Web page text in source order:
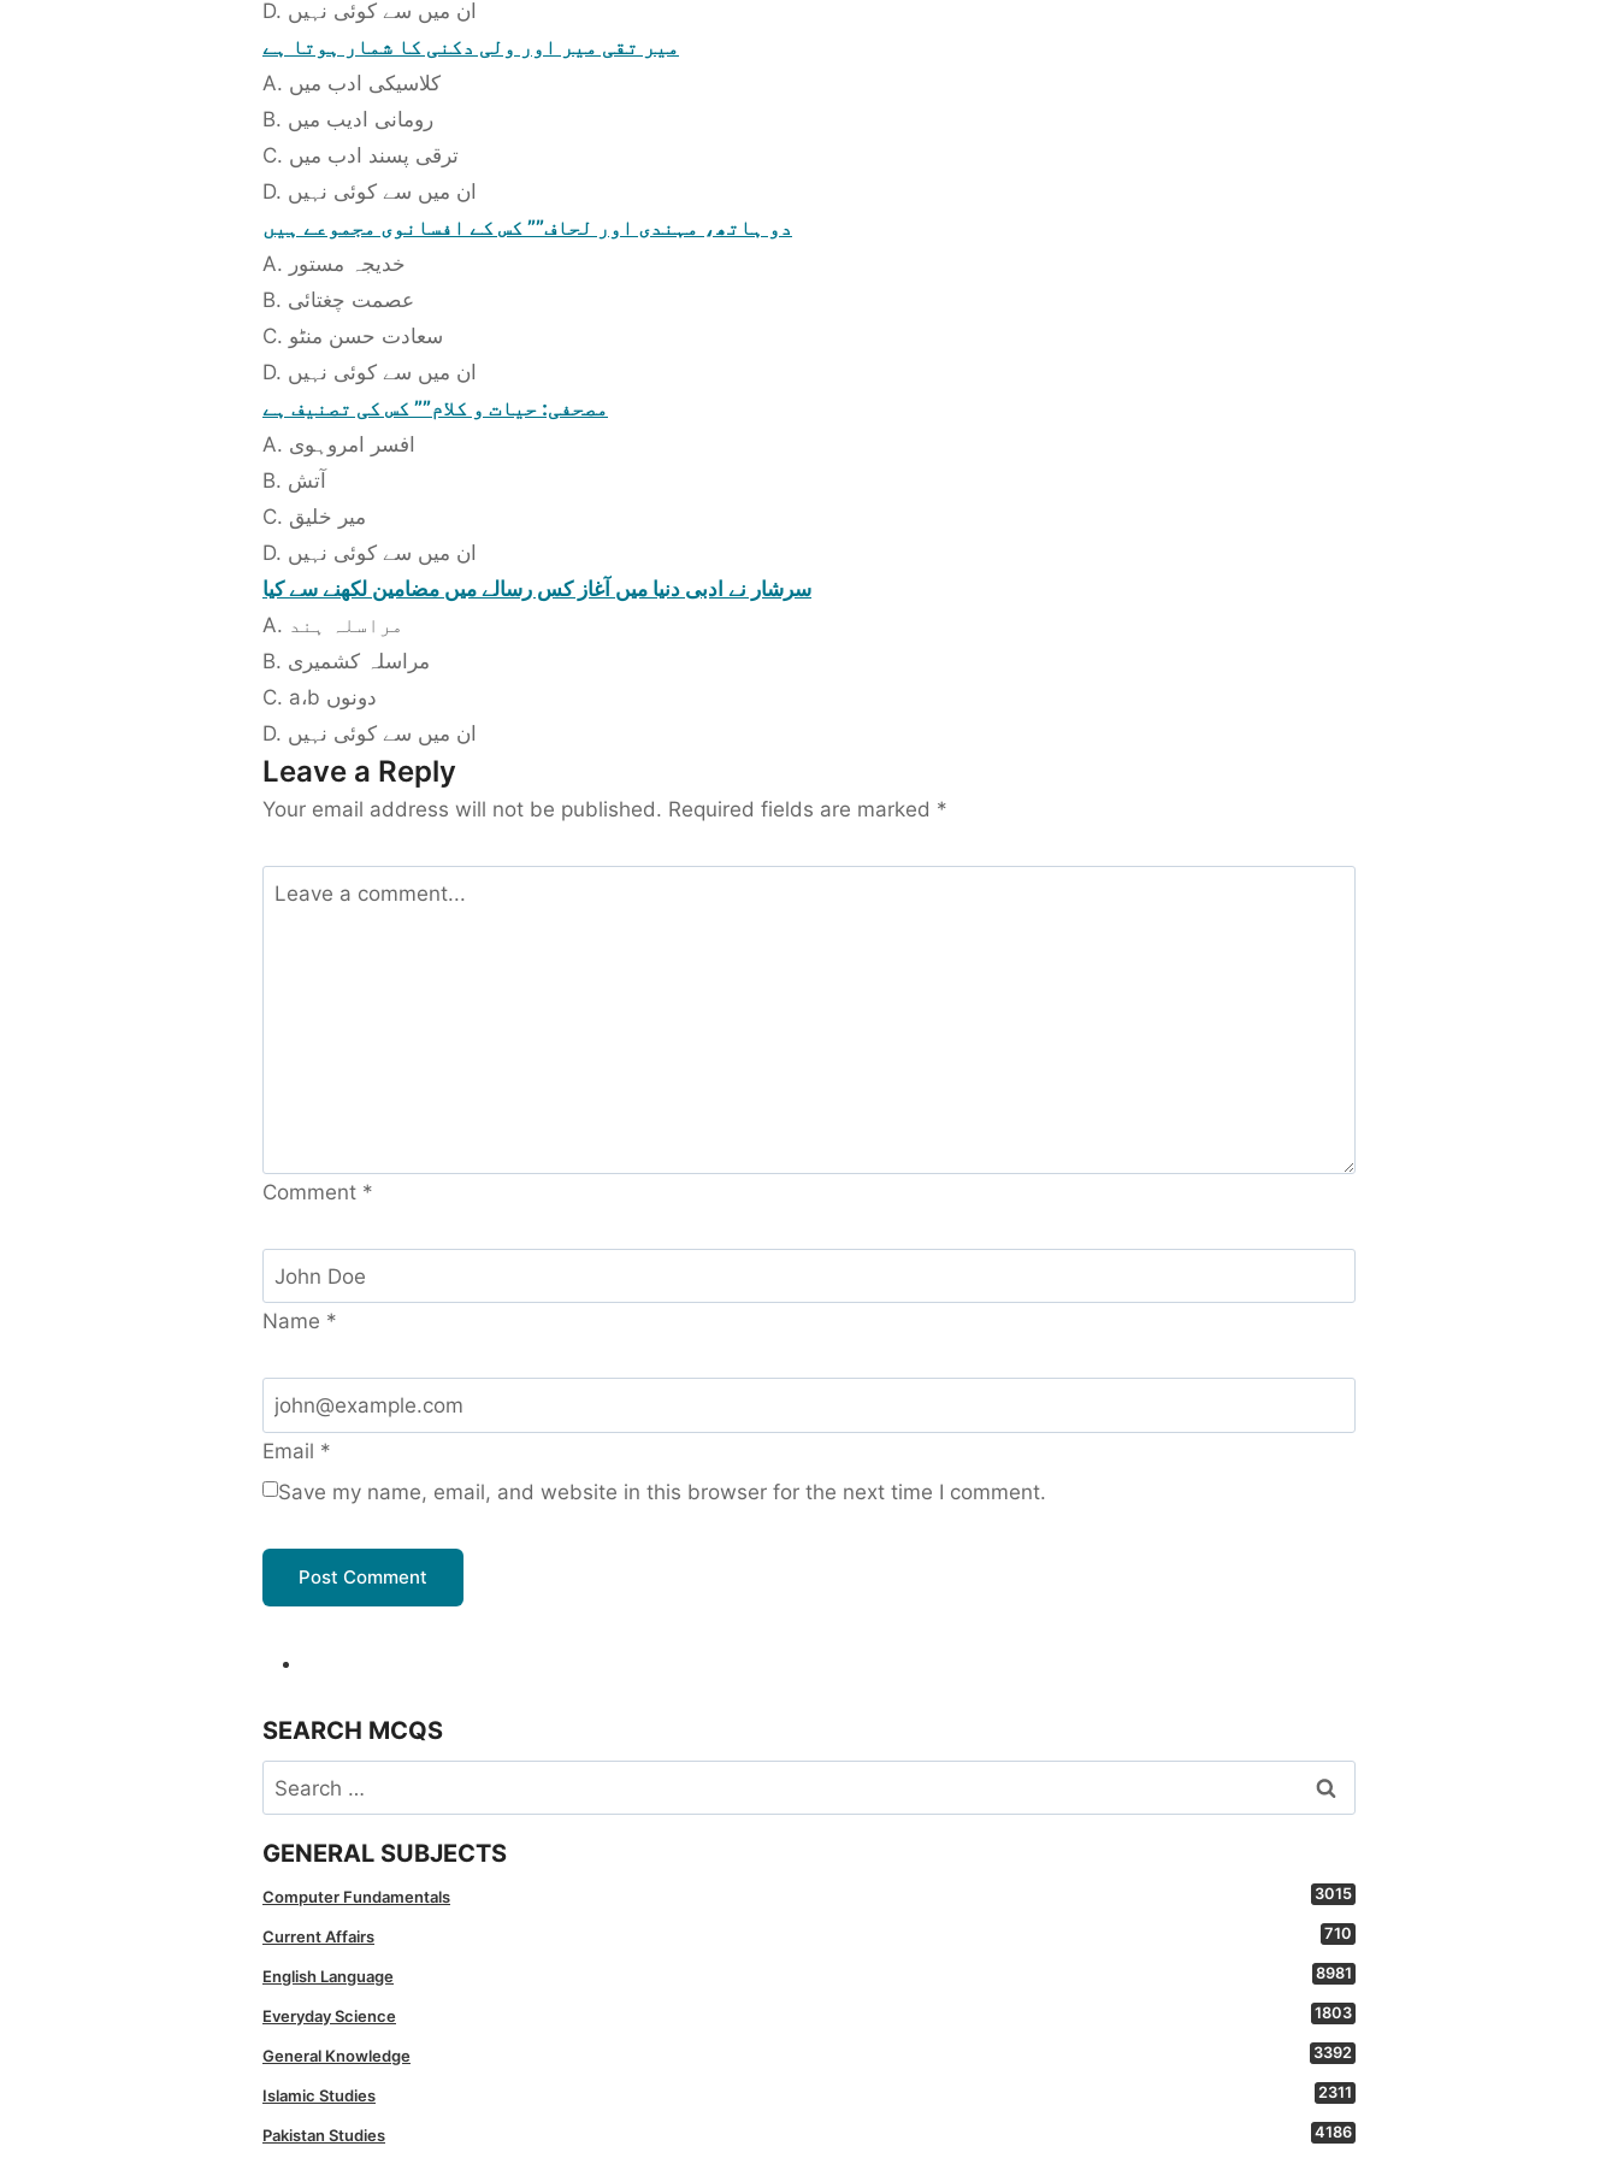
D. ان میں سے کوئی نہیں
میر تقی میر اور ولی دکنی کا شمار ہوتا ہے
A. کلاسیکی ادب میں
B. رومانی ادیب میں
C. ترقی پسند ادب میں
D. ان میں سے کوئی نہیں
دو ہاتھ، مہندی اور لحاف”” کس کے افسانوی مجموعے ہیں
A. خدیجہ مستور
B. عصمت چغتائی
C. سعادت حسن منٹو
D. ان میں سے کوئی نہیں
مصحفی: حیات و کلام”” کس کی تصنیف ہے
A. افسر امروہوی
B. آتش
C. میر خلیق
D. ان میں سے کوئی نہیں
سرشار نے ادبی دنیا میں آغاز كس رسالے میں مضامین لکھنے سے کیا
A. مراسلہ ہند
B. مراسلہ کشمیری
C. a،b دونوں
D. ان میں سے کوئی نہیں
Leave a Reply
Your email address will not be published. Required fields are marked *
Comment *
Name *
Email *
Save my name, email, and website in this browser for the next time I comment.
SEARCH MCQS
Search
for:
GENERAL SUBJECTS
Computer Fundamentals 3015
Current Affairs 710
English Language 8981
Everyday Science 1803
General Knowledge 3392
Islamic Studies 2311
Pakistan Studies 4186